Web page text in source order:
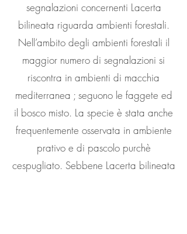
segnalazioni concernenti Lacerta
bilineata riguarda ambienti forestali.
Nell’ambito degli ambienti forestali il
maggior numero di segnalazioni si
riscontra in ambienti di macchia
mediterranea ; seguono le faggete ed
il bosco misto. La specie è stata anche
frequentemente osservata in ambiente
prativo e di pascolo purchè
cespugliato. Sebbene Lacerta bilineata